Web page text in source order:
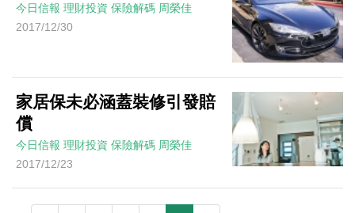
今日信報 理財投資 保險解碼 周榮佳
2017/12/30
家居保未必涵蓋裝修引發賠
償
今日信報 理財投資 保險解碼 周榮佳
2017/12/23